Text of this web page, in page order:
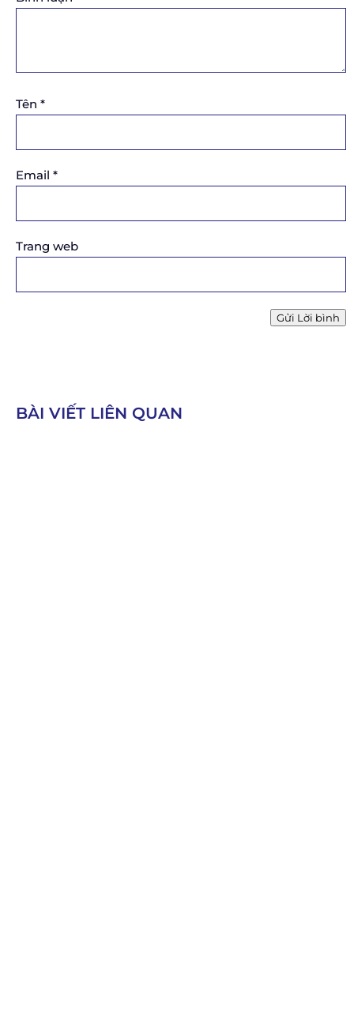
Tên *
Email *
Trang web
Gửi Lời bình
BÀI VIẾT LIÊN QUAN